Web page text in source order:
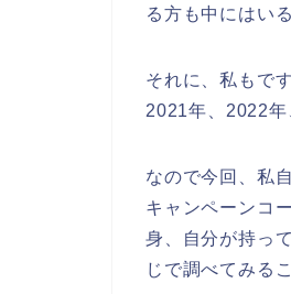
る方も中にはい
それに、私もで
2021年、2022
なので今回、私
キャンペーンコ
身、自分が持っ
じで調べてみる